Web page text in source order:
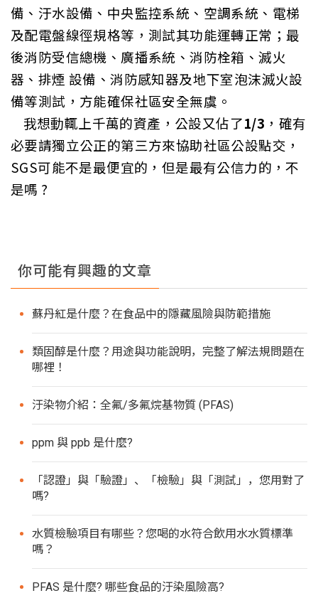
備、汙水設備、中央監控系統、空調系統、電梯
及配電盤線徑規格等，測試其功能運轉正常；最
後消防受信總機、廣播系統、消防栓箱、滅火
器、排煙 設備、消防感知器及地下室泡沫滅火設
備等測試，方能確保社區安全無虞。
我想動輒上千萬的資產，公設又佔了1/3 ，確有
必要請獨立公正的第三方來協助社區公設點交，
SGS可能不是最便宜的，但是最有公信力的，不
是嗎 ?
你可能有興趣的文章
蘇丹紅是什麼？在食品中的隱藏風險與防範措施
類固醇是什麼？用途與功能說明，完整了解法規問題在
哪裡！
汙染物介紹：全氟/多氟烷基物質 (PFAS)
ppm 與 ppb 是什麼?
「認證」與「驗證」、「檢驗」與「測試」，您用對了
嗎?
水質檢驗項目有哪些？您喝的水符合飲用水水質標準
嗎？
PFAS 是什麼? 哪些食品的汙染風險高?